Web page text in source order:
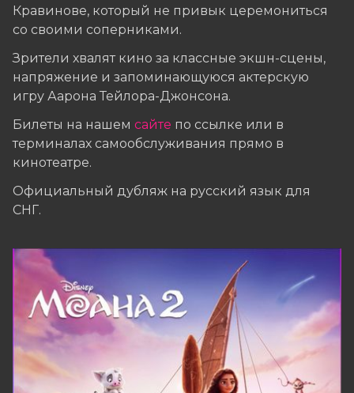
Кравинове, который не привык церемониться
со своими соперниками.
Зрители хвалят кино за классные экшн-сцены,
напряжение и запоминающуюся актерскую
игру Аарона Тейлора-Джонсона.
Билеты на нашем сайте по ссылке или в
терминалах самообслуживания прямо в
кинотеатре.
Официальный дубляж на русский язык для
СНГ.